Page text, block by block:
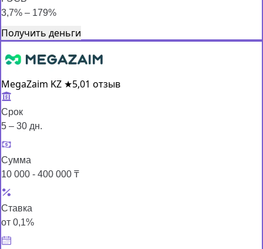
3,7% – 179%
Получить деньги
MegaZaim KZ ★5,01 отзыв
Срок
5 – 30 дн.
Сумма
10 000 - 400 000 ₸
Ставка
от 0,1%